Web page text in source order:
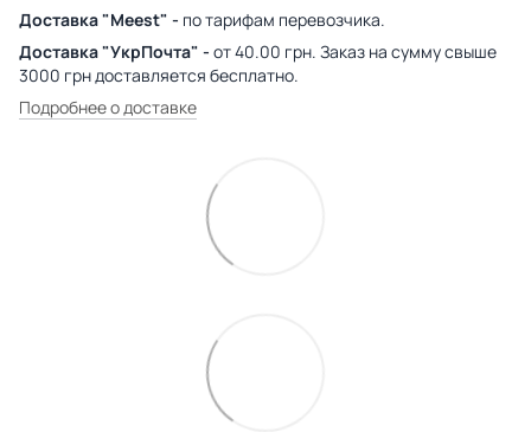
Доставка "Meest" - по тарифам перевозчика.
Доставка "УкрПочта" - от 40.00 грн. Заказ на сумму свыше
3000 грн доставляется бесплатно.
Подробнее о доставке